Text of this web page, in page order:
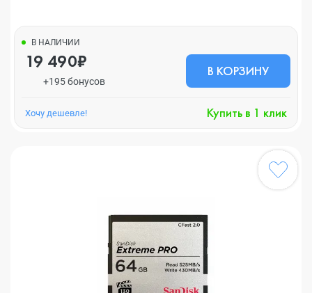
В НАЛИЧИИ
19 490₽
+195 бонусов
В КОРЗИНУ
Хочу дешевле! Купить в 1 клик